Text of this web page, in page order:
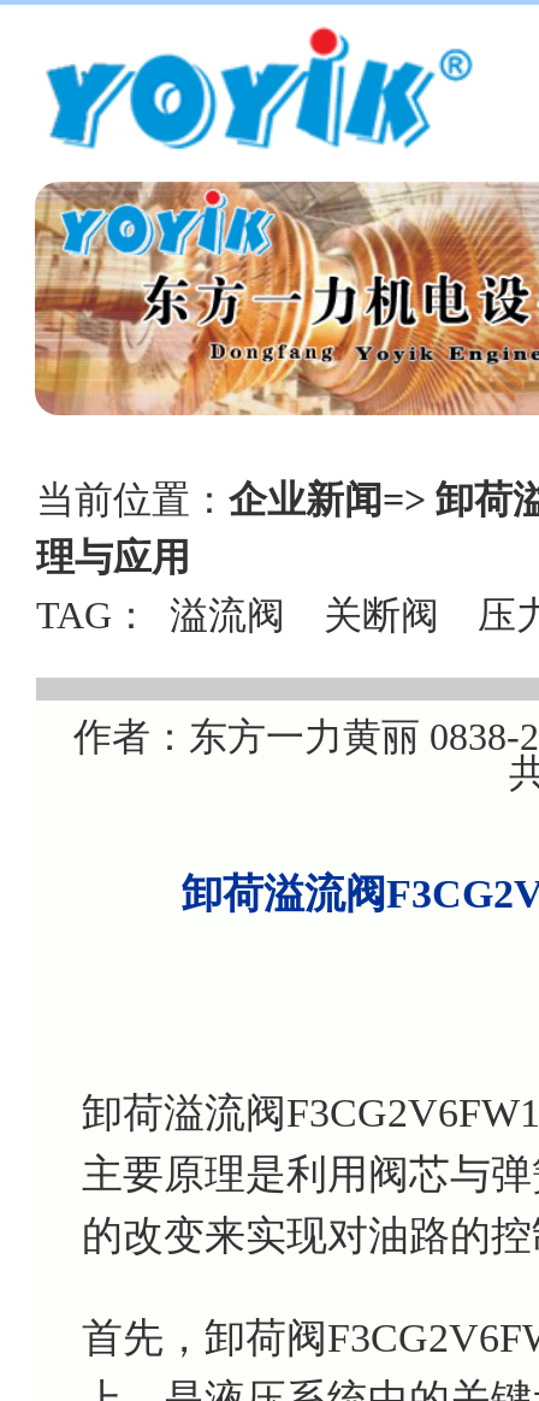
当前位置： 企业新闻=> 卸荷
理与应用
TAG： 溢流阀 关断阀 压
作者：东方一力黄丽
卸荷溢流阀
卸荷溢流阀
主要原理是利用阀芯与
的改变来实现对油路的
首先，卸荷阀